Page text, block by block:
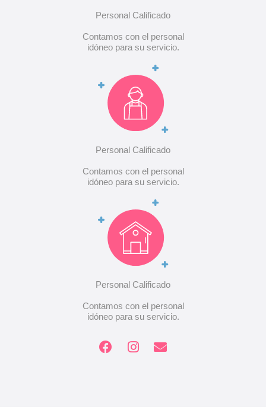
Personal Calificado
Contamos con el personal
idóneo para su servicio.
Personal Calificado
Contamos con el personal
idóneo para su servicio.
Personal Calificado
Contamos con el personal
idóneo para su servicio.